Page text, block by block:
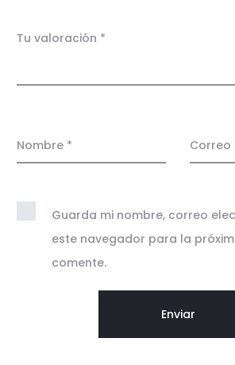
c
o
e
Tu valoración *
Nombre * Correo
Guarda mi nombre, correo
este navegador para la
comente.